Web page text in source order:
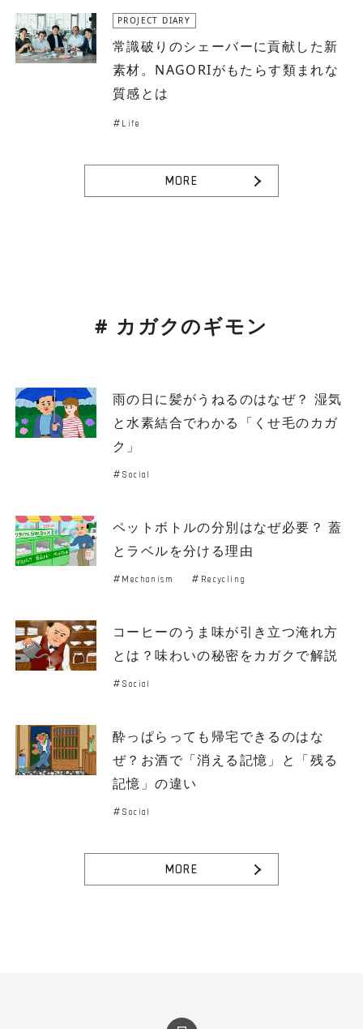
PROJECT DIARY
常識破りのシェーバーに貢献した新
素材。NAGORIがもたらす類まれな
質感とは
Life
MORE
# カガクのギモン
雨の日に髪がうねるのはなぜ？ 湿気
と水素結合でわかる「くせ毛のカガ
ク」
Social
ペットボトルの分別はなぜ必要？ 蓋
とラベルを分ける理由
Mechanism Recycling
コーヒーのうま味が引き立つ淹れ方
とは？味わいの秘密をカガクで解説
Social
酔っぱらっても帰宅できるのはな
ぜ？お酒で「消える記憶」と「残る
記憶」の違い
Social
MORE